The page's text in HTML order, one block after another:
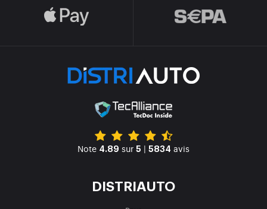
Note 4.89 sur 5 | 5834 avis
DISTRIAUTO